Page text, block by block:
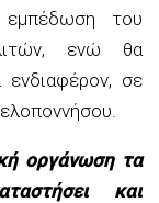
εμπέδωση του
ενώ θα
ενδιαφέρον, σε
οργάνωση τα
και